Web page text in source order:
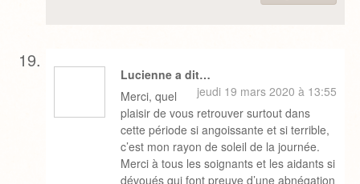
Lucienne a dit…
jeudi 19 mars 2020 à 13:55
Merci, quel
plaisir de vous retrouver surtout dans
cette période si angoissante et si terrible,
c’est mon rayon de soleil de la journée.
Merci à tous les soignants et les aidants si
dévoués qui font preuve d’une abnégation